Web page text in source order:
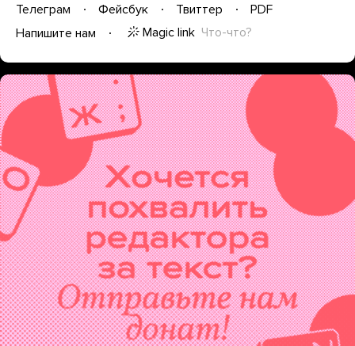
Телеграм Фейсбук Твиттер
PDF
Напишите нам
Magic link Что-что?